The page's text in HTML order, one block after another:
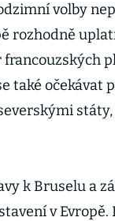
volby
rozhodně
také očekávat
k Bruselu a
v Evropě.